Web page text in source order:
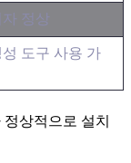
정상
도구 사용 가
상적으로 설치